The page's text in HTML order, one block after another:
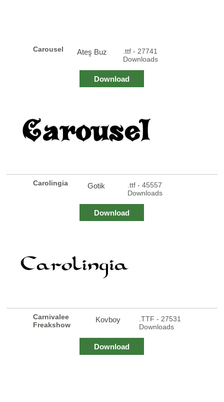
Carousel Ateş Buz
.ttf - 27741
Downloads
Download
Carolingia Gotik
.ttf - 45557
Downloads
Download
Carnivalee
Freakshow
Kovboy
.TTF - 27531
Downloads
Download